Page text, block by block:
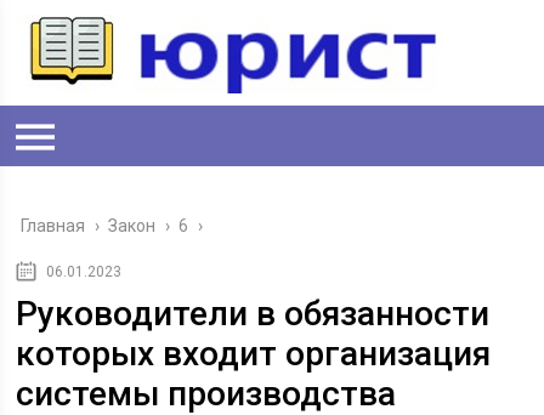
Главная › Закон › 6 ›
06.01.2023
Руководители в обязанности
которых входит организация
системы производства